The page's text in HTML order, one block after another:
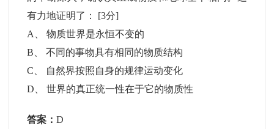
有力地证明了： [3分]
A
、物质世界是永恒不变的
B 、不同的事物具有相同的物质结构
C
自然界按照自身的规律运动变化
D 、世界的真正统一性在于它的物质性
答案：D